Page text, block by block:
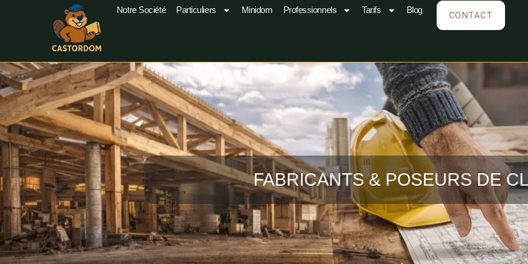
Notre Société Particuliers Minidom Professionnels Tarifs Blog
CONTACT
FABRICANTS & POSEURS DE